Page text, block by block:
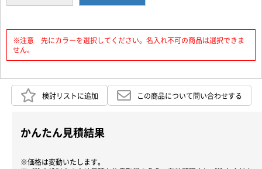
※注意 先にカラーを選択してください。名入れ不可の商品は選択できま
せん。
検討リストに追加 この商品について問い合わせする
かんたん見積結果
※価格は変動いたします。